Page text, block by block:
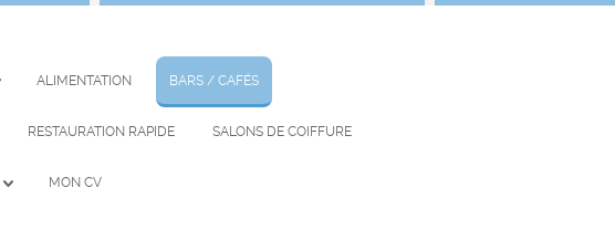
ALIMENTATION BARS / CAFÉS
RESTAURATION RAPIDE SALONS DE COIFFURE
MON CV
chercher autour de chez moi